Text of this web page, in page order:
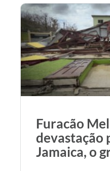
Furacão
devastação
Jamaica, o